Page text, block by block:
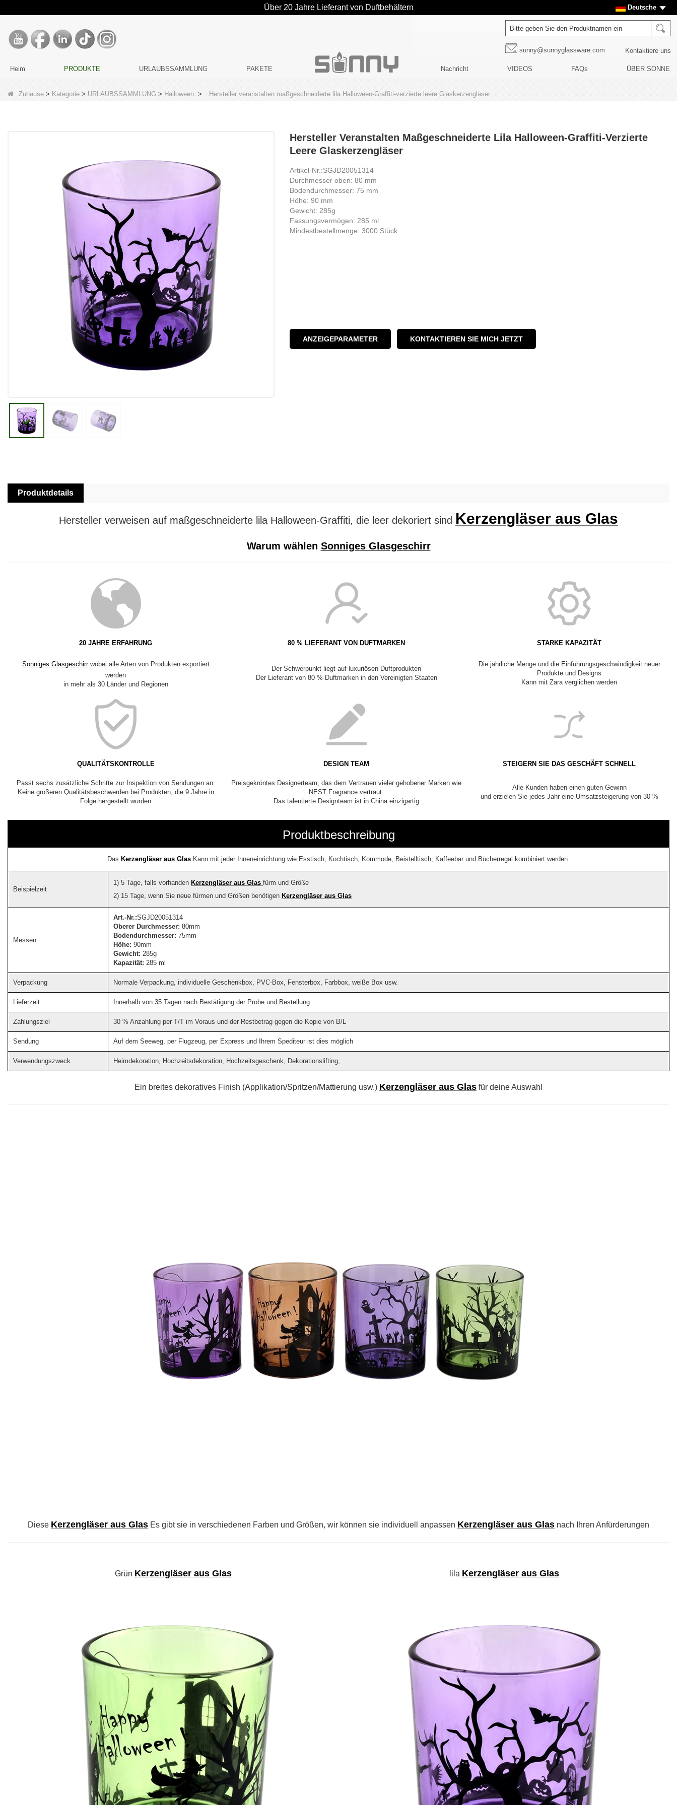
Über 20 Jahre Lieferant von Duftbehältern Deutsche
sunny@sunnyglassware.com Kontaktiere uns
Heim PRODUKTE URLAUBSSAMMLUNG PAKETE Nachricht VIDEOS FAQs ÜBER SONNE
Zuhause > Kategorie > URLAUBSSAMMLUNG > Halloween > Hersteller veranstalten maßgeschneiderte lila Halloween-Graffiti-verzierte leere Glaskerzengläser
Hersteller Veranstalten Maßgeschneiderte Lila Halloween-Graffiti-Verzierte
Leere Glaskerzengläser
Artikel-Nr.:SGJD20051314
Durchmesser oben: 80 mm
Bodendurchmesser: 75 mm
Höhe: 90 mm
Gewicht: 285g
Fassungsvermögen: 285 ml
Mindestbestellmenge: 3000 Stück
ANZEIGEPARAMETER KONTAKTIEREN SIE MICH JETZT
Produktdetails
Hersteller verweisen auf maßgeschneiderte lila Halloween-Graffiti, die leer dekoriert sind Kerzengläser aus Glas
Warum wählen Sonniges Glasgeschirr
20 JAHRE ERFAHRUNG 80 % LIEFERANT VON DUFTMARKEN STARKE KAPAZITÄT
Sonniges Glasgeschirrwobei alle Arten von Produkten exportiert
werden
in mehr als 30 Länder und Regionen
Der Schwerpunkt liegt auf luxuriösen Duftprodukten
Der Lieferant von 80 % Duftmarken in den Vereinigten Staaten
Die jährliche Menge und die Einführungsgeschwindigkeit neuer
Produkte und Designs
Kann mit Zara verglichen werden
QUALITÄTSKONTROLLE DESIGN TEAM STEIGERN SIE DAS GESCHÄFT SCHNELL
Passt sechs zusätzliche Schritte zur Inspektion von Sendungen an.
Keine größeren Qualitätsbeschwerden bei Produkten, die 9 Jahre in
Folge hergestellt wurden
Preisgekröntes Designerteam, das dem Vertrauen vieler gehobener Marken wie
NEST Fragrance vertraut.
Das talentierte Designteam ist in China einzigartig
Alle Kunden haben einen guten Gewinn
und erzielen Sie jedes Jahr eine Umsatzsteigerung von 30 %
Produktbeschreibung
Das Kerzengläser aus Glas Kann mit jeder Inneneinrichtung wie Esstisch, Kochtisch, Kommode, Beistelltisch, Kaffeebar und Bücherregal kombiniert werden.
Beispielzeit
1) 5 Tage, falls vorhanden Kerzengläser aus Glas fürm und Größe
2) 15 Tage, wenn Sie neue fürmen und Größen benötigen Kerzengläser aus Glas
Messen
Art.-Nr.:SGJD20051314
Oberer Durchmesser: 80mm
Bodendurchmesser: 75mm
Höhe: 90mm
Gewicht: 285g
Kapazität: 285 ml
Verpackung Normale Verpackung, individuelle Geschenkbox, PVC-Box, Fensterbox, Farbbox, weiße Box usw.
Lieferzeit Innerhalb von 35 Tagen nach Bestätigung der Probe und Bestellung
Zahlungsziel 30 % Anzahlung per T/T im Voraus und der Restbetrag gegen die Kopie von B/L
Sendung Auf dem Seeweg, per Flugzeug, per Express und Ihrem Spediteur ist dies möglich
Verwendungszweck Heimdekoration, Hochzeitsdekoration, Hochzeitsgeschenk, Dekorationslifting,
Ein breites dekoratives Finish (Applikation/Spritzen/Mattierung usw.) Kerzengläser aus Glas für deine Auswahl
Diese Kerzengläser aus Glas Es gibt sie in verschiedenen Farben und Größen, wir können sie individuell anpassen Kerzengläser aus Glas nach Ihren Anfürderungen
Grün Kerzengläser aus Glas lila Kerzengläser aus Glas